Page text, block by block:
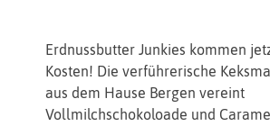
Erdnussbutter Junkies kommen
Kosten! Die verführerische
aus dem Hause Bergen vereint
Vollmilchschokoloade und